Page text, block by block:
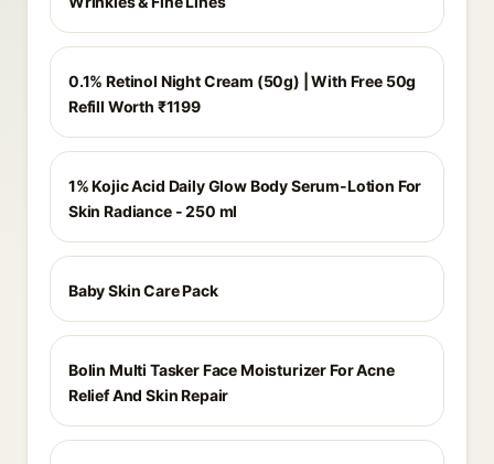
0.1% Retinol Night Cream (50g) | With Free 50g
Refill Worth ₹1199
1% Kojic Acid Daily Glow Body Serum-Lotion For
Skin Radiance - 250 ml
Baby Skin Care Pack
Bolin Multi Tasker Face Moisturizer For Acne
Relief And Skin Repair